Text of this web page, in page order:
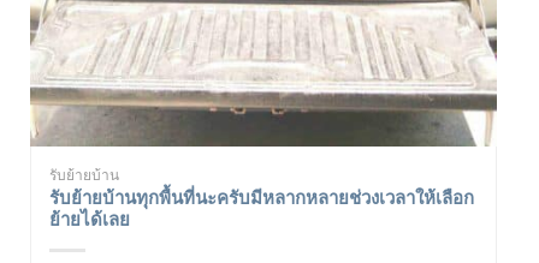
รับย้ายบ้าน
รับย้ายบ้านทุกพื้นที่นะครับมีหลากหลายช่วงเวลาให้เลือก
ย้ายได้เลย